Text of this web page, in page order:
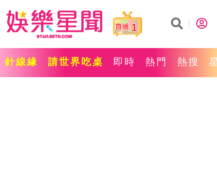
1
針線緣 請世界吃桌 即時 熱門 熱搜